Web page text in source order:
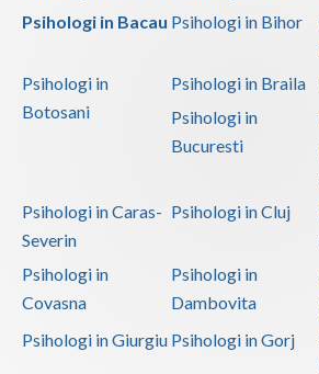
Psihologi in Bacau Psihologi in Bihor
Psihologi in
Botosani
Psihologi in Braila
Psihologi in
Bucuresti
Psihologi in Caras-
Severin
Psihologi in Cluj
Psihologi in
Covasna
Psihologi in
Dambovita
Psihologi in Giurgiu Psihologi in Gorj